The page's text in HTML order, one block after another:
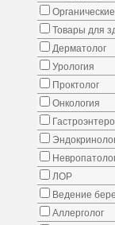
Товары для
Дерматолог
Урология
Проктолог
Онкология
ЛОР
Ведение
Аллерголог